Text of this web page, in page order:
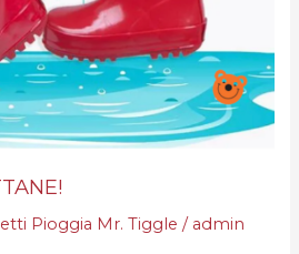
Pioggia Mr. Tiggle / admin